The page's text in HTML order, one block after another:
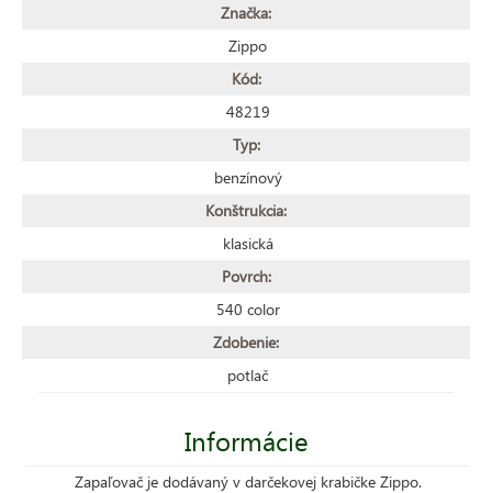
Značka:
Zippo
Kód:
48219
Typ:
benzínový
Konštrukcia:
klasická
Povrch:
540 color
Zdobenie:
potlač
Informácie
Zapaľovač je dodávaný v darčekovej krabičke Zippo.